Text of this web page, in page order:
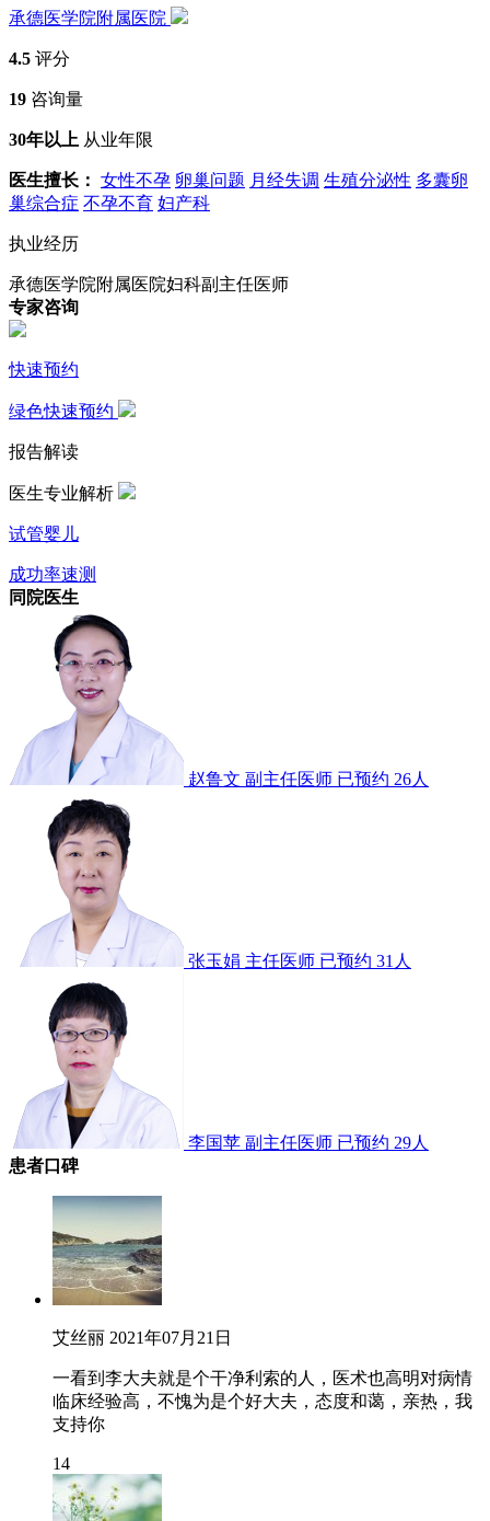
承德医学院附属医院
4.5 评分
19 咨询量
30年以上 从业年限
医生擅长： 女性不孕 卵巢问题 月经失调 生殖分泌性 多囊卵
巢综合症 不孕不育 妇产科
执业经历
承德医学院附属医院妇科副主任医师
专家咨询
快速预约
绿色快速预约
报告解读
医生专业解析
试管婴儿
成功率速测
同院医生
赵鲁文 副主任医师 已预约 26人
张玉娟 主任医师 已预约 31人
李国苹 副主任医师 已预约 29人
患者口碑
艾丝丽 2021年07月21日
一看到李大夫就是个干净利索的人，医术也高明对病情
临床经验高，不愧为是个好大夫，态度和蔼，亲热，我
支持你
14